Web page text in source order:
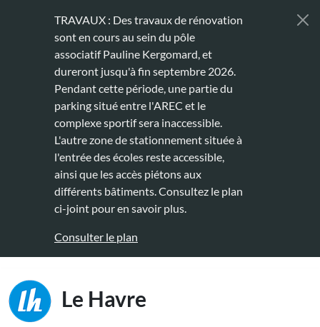
TRAVAUX : Des travaux de rénovation
sont en cours au sein du pôle
associatif Pauline Kergomard, et
dureront jusqu'à fin septembre 2026.
Pendant cette période, une partie du
parking situé entre l'AREC et le
complexe sportif sera inaccessible.
L'autre zone de stationnement située à
l'entrée des écoles reste accessible,
ainsi que les accès piétons aux
différents bâtiments. Consultez le plan
ci-joint pour en savoir plus.
Consulter le plan
Le Havre